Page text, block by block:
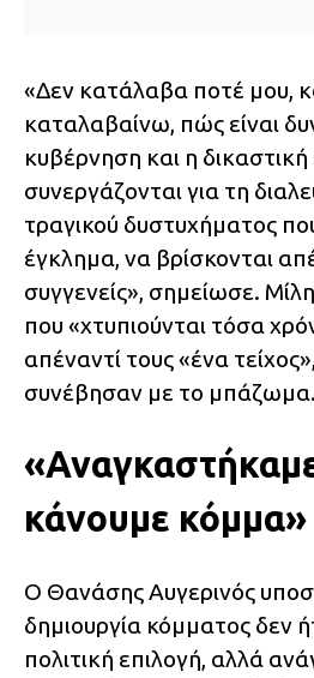
«Δεν κατάλαβα ποτέ μου,
καταλαβαίνω, πώς είναι
κυβέρνηση και η δικαστική
συνεργάζονται για τη
τραγικού δυστυχήματος
έγκλημα, να βρίσκονται
συγγενείς», σημείωσε.
που «χτυπιούνται τόσα
απέναντί τους «ένα
συνέβησαν με το μπάζωμα.
κάνουμε κόμμα»
Ο Θανάσης Αυγερινός
δημιουργία κόμματος δεν
πολιτική επιλογή, αλλά